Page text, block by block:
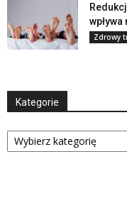
wpływa
Zdrowy
Kategorie
Kategorie